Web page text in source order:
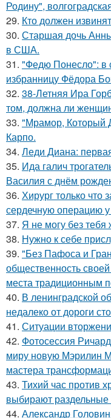
Родину",
29. Кто должен
30. Старшая дочь
в США.
31. "Федю Понесло": в
избранницу Фёдора
32. 38-Летняя Ира
том, должна ли
33. "Мрамор, Который
Карпо.
34. Леди Диана:
35. Ида галич
Василия с днём
36. Хирург только
сердечную операцию
37. Я не могу без тебя
38. Нужно к себе
39. "Без Пафоса и
общественность
места традиционным
40. В ленинградской
недалеко от дороги
41. Ситуации
42. Фотосессия
миру новую Мэрилин
мастера
43. Тихий час против
выбирают раздельные
44. Александр